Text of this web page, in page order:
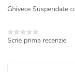
Ghivece Suspendate
Scrie prima recenzie